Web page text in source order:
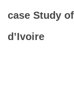
case Study
d’Ivoire